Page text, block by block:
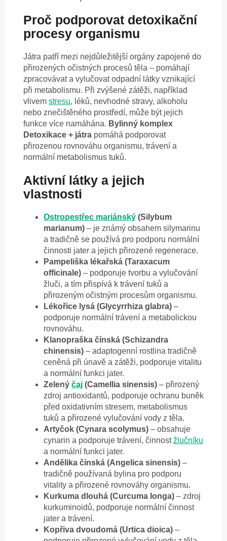
Proč podporovat detoxikační
procesy organismu
Játra patří mezi nejdůležitější orgány zapojené do
přirozených očistných procesů těla – pomáhají
zpracovávat a vylučovat odpadní látky vznikající
při metabolismu. Při zvýšené zátěži, například
vlivem stresu, léků, nevhodné stravy, alkoholu
nebo znečištěného prostředí, může být jejich
funkce více namáhána. Bylinný komplex
Detoxikace + játra pomáhá podporovat
přirozenou rovnováhu organismu, trávení a
normální metabolismus tuků.
Aktivní látky a jejich
vlastnosti
Ostropestřec mariánský (Silybum
marianum) – je známý obsahem silymarinu
a tradičně se používá pro podporu normální
činnosti jater a jejich přirozené regenerace.
Pampeliška lékařská (Taraxacum
officinale) – podporuje tvorbu a vylučování
žluči, a tím přispívá k trávení tuků a
přirozeným očistným procesům organismu.
Lékořice lysá (Glycyrrhiza glabra) –
podporuje normální trávení a metabolickou
rovnováhu.
Klanopraška čínská (Schizandra
chinensis) – adaptogenní rostlina tradičně
ceněná při únavě a zátěži, podporuje vitalitu
a normální funkci jater.
Zelený čaj (Camellia sinensis) – přirozený
zdroj antioxidantů, podporuje ochranu buněk
před oxidativním stresem, metabolismus
tuků a přirozené vylučování vody z těla.
Artyčok (Cynara scolymus) – obsahuje
cynarin a podporuje trávení, činnostžlučníku
a normální funkci jater.
Andělika čínská (Angelica sinensis) –
tradičně používaná bylina pro podporu
vitality a přirozené rovnováhy organismu.
Kurkuma dlouhá (Curcuma longa) – zdroj
kurkuminoidů, podporuje normální činnost
jater a trávení.
Kopřiva dvoudomá (Urtica dioica) –